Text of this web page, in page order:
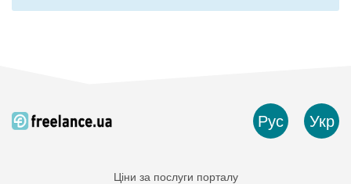
Рус Укр
Ціни за послуги порталу